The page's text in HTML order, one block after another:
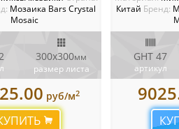
Мозаика Bars Crystal
Mosaic
300x300мм
размер листа
руб/м2
Китай Бренд:
GHT 47
артикул